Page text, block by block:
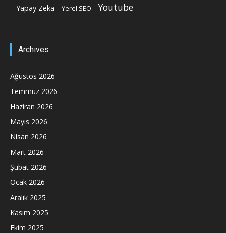
Yapay Zeka Yerel SEO Youtube
Archives
Ağustos 2026
Temmuz 2026
Haziran 2026
Mayıs 2026
Nisan 2026
Mart 2026
Şubat 2026
Ocak 2026
Aralık 2025
Kasım 2025
Ekim 2025